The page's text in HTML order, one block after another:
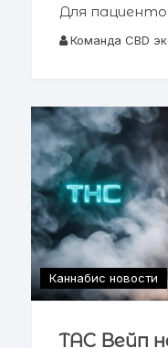
Для
госпиталь.
Команда CBD
Каннабис новости
TAC Вейп